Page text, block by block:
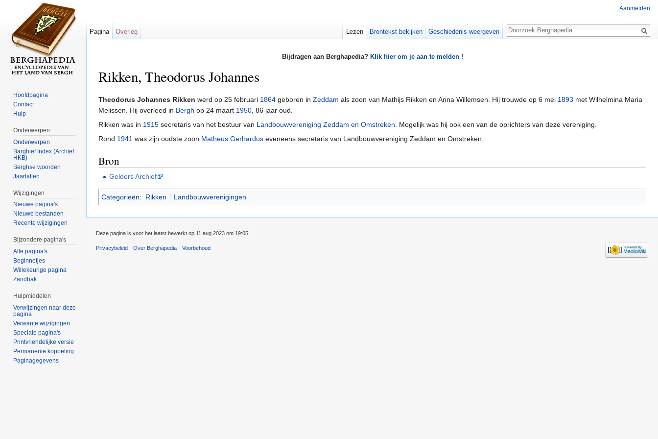
Bijdragen aan Berghapedia? Klik hier om je aan te melden !
Rikken, Theodorus Johannes
Theodorus Johannes Rikken werd op 25 februari 1864 geboren in Zeddam als zoon van Mathijs Rikken en Anna Willemsen. Hij trouwde op 6 mei 1893 met Wilhelmina Maria
Melissen. Hij overleed in Bergh op 24 maart 1950, 86 jaar oud.
Rikken was in 1915 secretaris van het bestuur van Landbouwvereniging Zeddam en Omstreken. Mogelijk was hij ook een van de oprichters van deze vereniging.
Rond 1941 was zijn oudste zoon Matheus Gerhardus eveneens secretaris van Landbouwvereniging Zeddam en Omstreken.
Bron
Gelders Archief
Categorieën: Rikken Landbouwverenigingen
Aanmelden
Pagina Overleg Lezen Brontekst bekijken Geschiedenis weergeven
Zoeken
Hoofdpagina
Contact
Hulp
Onderwerpen
Onderwerpen
Barghief Index (Archief
HKB)
Berghse woorden
Jaartallen
Wijzigingen
Nieuwe pagina's
Nieuwe bestanden
Recente wijzigingen
Bijzondere pagina's
Alle pagina's
Beginnetjes
Willekeurige pagina
Zandbak
Hulpmiddelen
Verwijzingen naar deze
pagina
Verwante wijzigingen
Speciale pagina's
Printvriendelijke versie
Permanente koppeling
Paginagegevens
Deze pagina is voor het laatst bewerkt op 11 aug 2023 om 19:05.
Privacybeleid Over Berghapedia Voorbehoud